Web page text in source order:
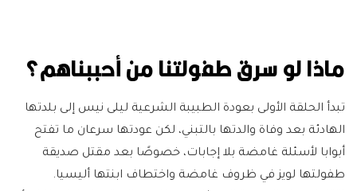
ماذا لو سرق طفولتنا من أحببناهم؟
تبدأ الحلقة الأولى بعودة الطبيبة الشرعية ليلى نيس إلى بلدتها
الهادئة بعد وفاة والدتها بالتبني، لكن عودتها سرعان ما تفتح
أبوابا لأسئلة غامضة بلا إجابات، خصوصًا بعد مقتل صديقة
طفولتها لويز في ظروف غامضة واختطاف ابنتها أليسيا.